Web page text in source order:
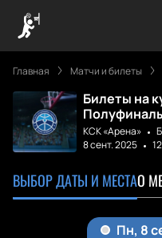
Главная Матчи и билеты
Билеты на
КСК «Арена»
8 сент. 2025
ВЫБОР ДАТЫ И МЕСТАО